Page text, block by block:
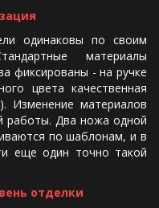
по своим
материалы
фиксированы - на ручке
цвета качественная
Изменение материалов
работы. Два ножа одной
по шаблонам, и в
еще один точно такой
отделки